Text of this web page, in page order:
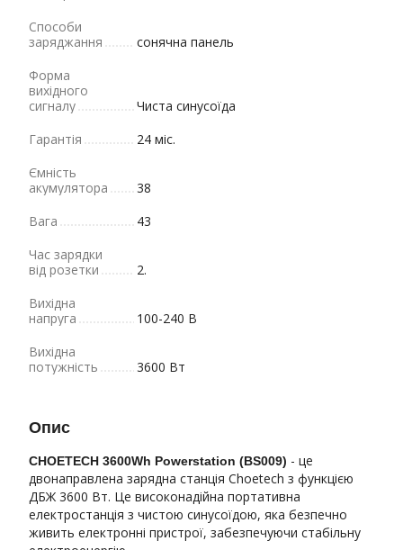
Способи
заряджання
сонячна панель
Форма
вихідного
сигналу
Чиста синусоїда
Гарантія
24 міс.
Ємність
акумулятора
38
Вага
43
Час зарядки
від розетки
2.
Вихідна
напруга
100-240 В
Вихідна
потужність
3600 Вт
Опис
CHOETECH 3600Wh Powerstation (BS009) - це
двонаправлена зарядна станція Choetech з функцією
ДБЖ 3600 Вт. Це високонадійна портативна
електростанція з чистою синусоїдою, яка безпечно
живить електронні пристрої, забезпечуючи стабільну